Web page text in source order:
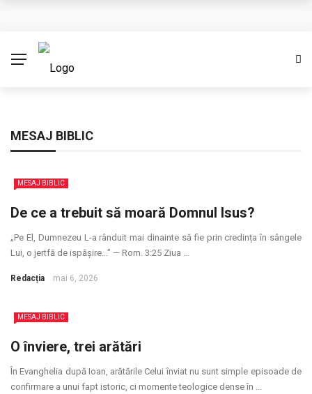
Împărtășirea conducerii
Eșecul Franței de a proteja dreptul la viață
MESAJ BIBLIC
MESAJ BIBLIC
De ce a trebuit să moară Domnul Isus?
„Pe El, Dumnezeu L-a rânduit mai dinainte să fie prin credința în sângele
Lui, o jertfă de ispășire…” — Rom. 3:25 Ziua ...
Redacția mai 6, 2026
MESAJ BIBLIC
O înviere, trei arătări
În Evanghelia după Ioan, arătările Celui înviat nu sunt simple episoade de
confirmare a unui fapt istoric, ci momente teologice dense în ...